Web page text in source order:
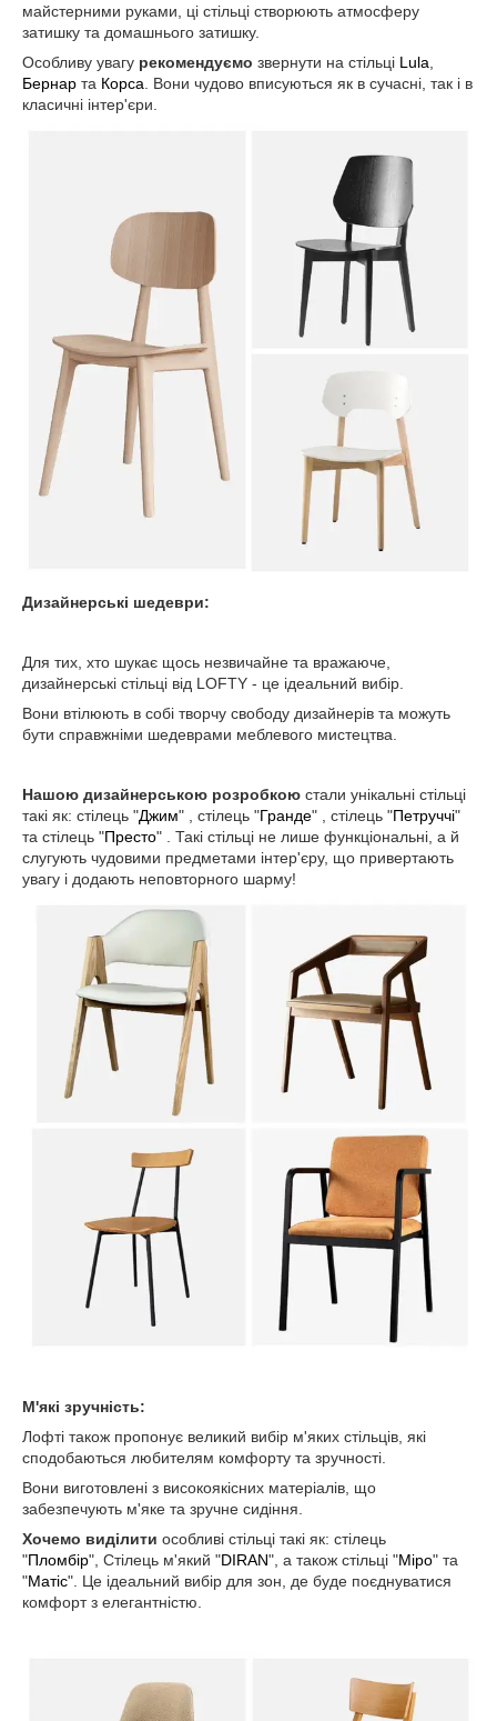
майстерними руками, ці стільці створюють атмосферу
затишку та домашнього затишку.
Особливу увагу рекомендуємо звернути на стільці Lula
Бернар та Корса . Вони чудово вписуються як в сучасні, так і в
класичні інтер'єри.
Дизайнерські шедеври:
Для тих, хто шукає щось незвичайне та вражаюче,
дизайнерські стільці від LOFTY - це ідеальний вибір.
Вони втілюють в собі творчу свободу дизайнерів та можуть
бути справжніми шедеврами меблевого мистецтва.
Нашою дизайнерською розробкою стали унікальні стільці
такі як: стілець "Джим" , стілець "Гранде" , стілець "Петруччі"
та стілець "Престо" . Такі стільці не лише функціональні, а й
слугують чудовими предметами інтер'єру, що привертають
увагу і додають неповторного шарму!
М'які зручність:
Лофті також пропонує великий вибір м'яких стільців, які
сподобаються любителям комфорту та зручності.
Вони виготовлені з високоякісних матеріалів, що
забезпечують м'яке та зручне сидіння.
Хочемо виділити особливі стільці такі як: стілець
"Пломбір", Стілець м'який "DIRAN", а також стільці "Міро" та
"Матіс". Це ідеальний вибір для зон, де буде поєднуватися
комфорт з елегантністю.